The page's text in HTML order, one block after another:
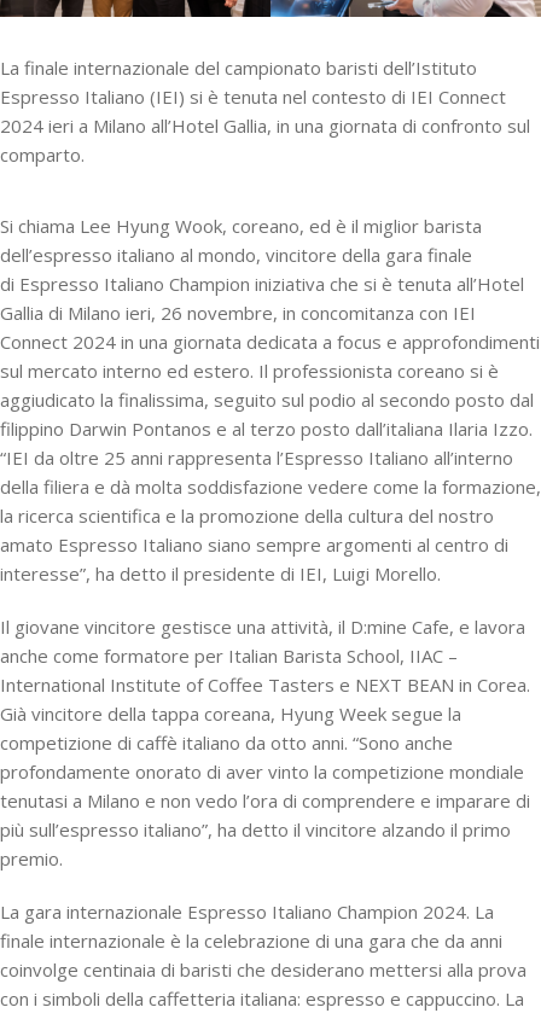
La finale internazionale del campionato baristi dell’Istituto
Espresso Italiano (IEI) si è tenuta nel contesto di IEI Connect
2024 ieri a Milano all’Hotel Gallia, in una giornata di confronto sul
comparto.
Si chiama Lee Hyung Wook, coreano, ed è il miglior barista
dell’espresso italiano al mondo, vincitore della gara finale
di Espresso Italiano Champion iniziativa che si è tenuta all’Hotel
Gallia di Milano ieri, 26 novembre, in concomitanza con IEI
Connect 2024 in una giornata dedicata a focus e approfondimenti
sul mercato interno ed estero. Il professionista coreano si è
aggiudicato la finalissima, seguito sul podio al secondo posto dal
filippino Darwin Pontanos e al terzo posto dall’italiana Ilaria Izzo.
“IEI da oltre 25 anni rappresenta l’Espresso Italiano all’interno
della filiera e dà molta soddisfazione vedere come la formazione,
la ricerca scientifica e la promozione della cultura del nostro
amato Espresso Italiano siano sempre argomenti al centro di
interesse”, ha detto il presidente di IEI, Luigi Morello.
Il giovane vincitore gestisce una attività, il D:mine Cafe, e lavora
anche come formatore per Italian Barista School, IIAC –
International Institute of Coffee Tasters e NEXT BEAN in Corea.
Già vincitore della tappa coreana, Hyung Week segue la
competizione di caffè italiano da otto anni. “Sono anche
profondamente onorato di aver vinto la competizione mondiale
tenutasi a Milano e non vedo l’ora di comprendere e imparare di
più sull’espresso italiano”, ha detto il vincitore alzando il primo
premio.
La gara internazionale Espresso Italiano Champion 2024. La
finale internazionale è la celebrazione di una gara che da anni
coinvolge centinaia di baristi che desiderano mettersi alla prova
con i simboli della caffetteria italiana: espresso e cappuccino. La